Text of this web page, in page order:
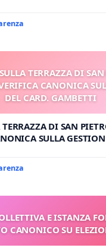
TERRAZZA DI SAN
CANONICA
DEL CARD. GAMBETTI
DI SAN
SULLA
E ISTANZA
CANONICO SU